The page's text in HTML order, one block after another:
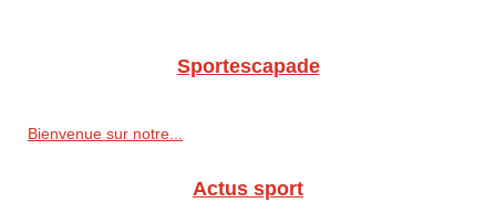
Sportescapade
Bienvenue sur notre...
Actus sport